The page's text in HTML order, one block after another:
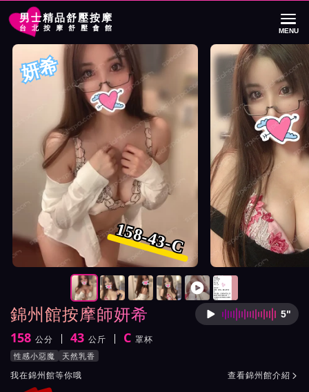
男士精品舒壓按摩
台北按摩舒壓會館 MENU
首頁 錦州館按摩師妍希詳細介紹
錦州館按摩師妍希 按摩師
5"
身高
158 公分
體重 43 公斤
罩杯 C 罩杯
按摩師妍希服務風格與特色
性感小惡魔 天然乳香
按摩師妍希所屬按摩會館介紹與班表
我在錦州館等你哦 查看錦州館介紹 
錦州館按摩師妍希照片展示與影片介紹
妍希
158-43-C
按摩師妍希照片展示與影片介紹及客戶評價截屏展示